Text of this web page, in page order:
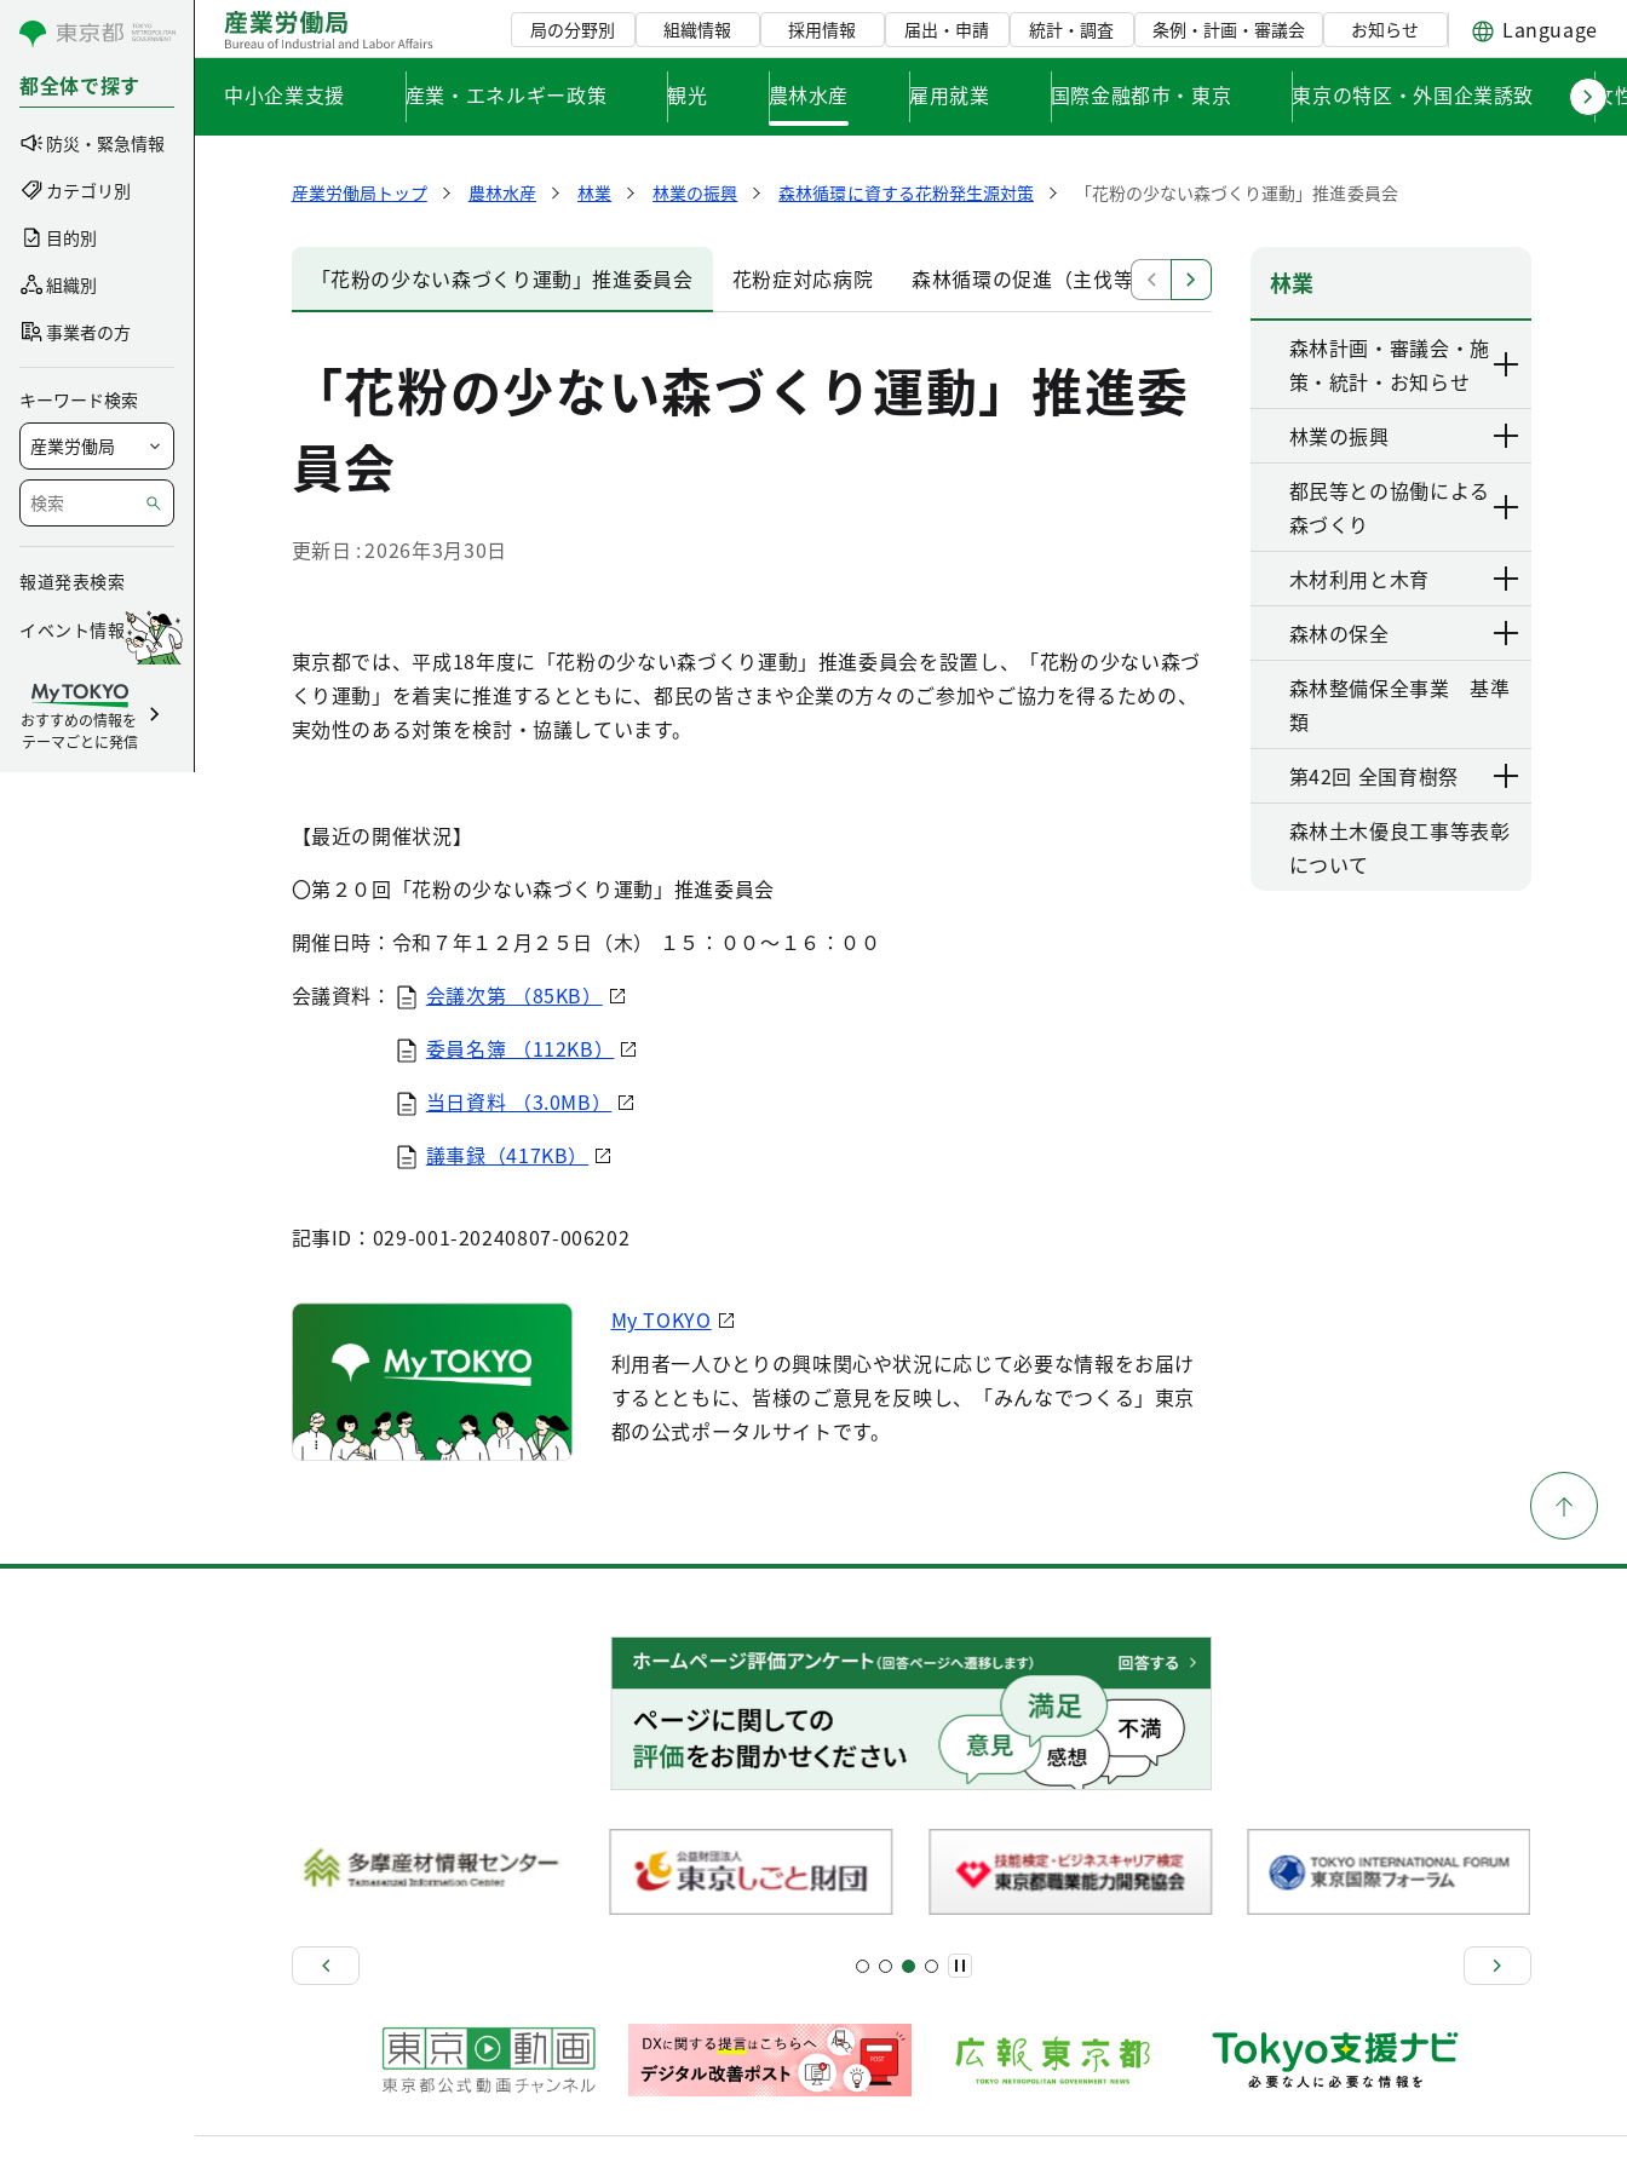
コンテンツにスキップ
都全体で探す
防災・緊急情報
カテゴリ別
目的別
組織別
事業者の方
キーワード検索
報道発表検索
イベント情報
おすすめの情報を
テーマごとに発信
局の分野別 組織情報 採用情報 届出・申請 統計・調査 条例・計画・審議会 お知らせ Language
中小企業支援 産業・エネルギー政策 観光 農林水産 雇用就業 国際金融都市・東京 東京の特区・外国企業誘致 女
産業労働局トップ 農林水産 林業 林業の振興 森林循環に資する花粉発生源対策 「花粉の少ない森づくり運動」推進委員会
「花粉の少ない森づくり運動」推進委員会 花粉症対応病院 森林循環の促進（主伐等）による花粉発生源対策
「花粉の少ない森づくり運動」推進委
員会
更新日 2026年3月30日
東京都では、平成18年度に「花粉の少ない森づくり運動」推進委員会を設置し、
「花粉の少ない森づ
くり運動」を着実に推進するとともに、都民の皆さまや企業の方々のご参加やご協力を得るための、
実効性のある対策を検討・協議しています。
【最近の開催状況】
〇第２０回「花粉の少ない森づくり運動」推進委員会
開催日時：令和７年１２月２５日（木） １５：００～１６：００
会議資料：
会議次第 （85KB）
委員名簿 （112KB）
当日資料 （3.0MB）
議事録（417KB）
記事ID：029-001-20240807-006202
My TOKYO
利用者一人ひとりの興味関心や状況に応じて必要な情報をお届け
するとともに、皆様のご意見を反映し、「みんなでつくる」東京
都の公式ポータルサイトです。
林業
森林計画・審議会・施
策・統計・お知らせ
林業の振興
都民等との協働による
森づくり
木材利用と木育
森林の保全
森林整備保全事業 基準
類
第42回 全国育樹祭
森林土木優良工事等表彰
について